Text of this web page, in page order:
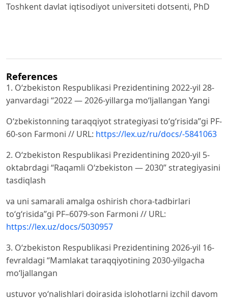
Toshkent davlat iqtisodiyot universiteti dotsenti, PhD
References
1. O‘zbekiston Respublikasi Prezidentining 2022-yil 28-
yanvardagi “2022 — 2026-yillarga moʻljallangan Yangi
Oʻzbekistonning taraqqiyot strategiyasi toʻgʻrisida”gi PF-
60-son Farmoni // URL: https://lex.uz/ru/docs/-5841063
2. O‘zbekiston Respublikasi Prezidentining 2020-yil 5-
oktabrdagi “Raqamli O‘zbekiston — 2030” strategiyasini
tasdiqlash
va uni samarali amalga oshirish chora-tadbirlari
to‘g‘risida”gi PF–6079-son Farmoni // URL:
https://lex.uz/docs/5030957
3. Oʻzbekiston Respublikasi Prezidentining 2026-yil 16-
fevraldagi “Mamlakat taraqqiyotining 2030-yilgacha
moʻljallangan
ustuvor yoʻnalishlari doirasida islohotlarni izchil davom